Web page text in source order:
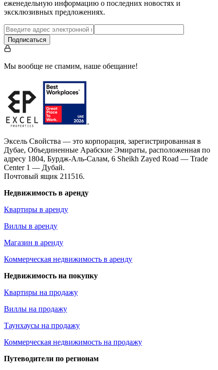
еженедельную информацию о последних новостях и
эксклюзивных предложениях.
Подписаться
Мы вообще не спамим, наше обещание!
Эксель Свойства — это корпорация, зарегистрированная в
Дубае, Объединенные Арабские Эмираты, расположенная по
адресу 1804, Бурдж-Аль-Салам, 6 Sheikh Zayed Road — Trade
Center 1 — Дубай.
Почтовый ящик 211516.
Недвижимость в аренду
Квартиры в аренду
Виллы в аренду
Магазин в аренду
Коммерческая недвижимость в аренду
Недвижимость на покупку
Квартиры на продажу
Виллы на продажу
Таунхаусы на продажу
Коммерческая недвижимость на продажу
Путеводители по регионам